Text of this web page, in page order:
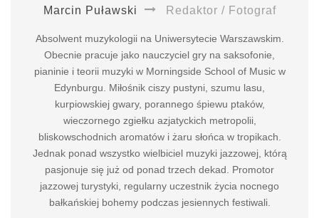
Marcin Puławski Redaktor / Fotograf
Absolwent muzykologii na Uniwersytecie Warszawskim.
Obecnie pracuje jako nauczyciel gry na saksofonie,
pianinie i teorii muzyki w Morningside School of Music w
Edynburgu. Miłośnik ciszy pustyni, szumu lasu,
kurpiowskiej gwary, porannego śpiewu ptaków,
wieczornego zgiełku azjatyckich metropolii,
bliskowschodnich aromatów i żaru słońca w tropikach.
Jednak ponad wszystko wielbiciel muzyki jazzowej, którą
pasjonuje się już od ponad trzech dekad. Promotor
jazzowej turystyki, regularny uczestnik życia nocnego
bałkańskiej bohemy podczas jesiennych festiwali.